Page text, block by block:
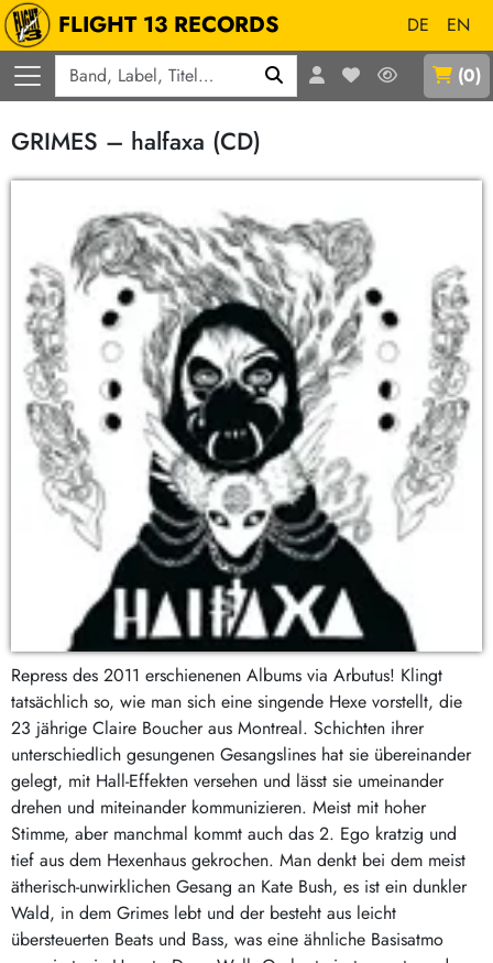
FLIGHT 13 RECORDS DE
EN
(0)
GRIMES – halfaxa (CD)
Repress des 2011 erschienenen Albums via Arbutus! Klingt
tatsächlich so, wie man sich eine singende Hexe vorstellt, die
23 jährige Claire Boucher aus Montreal. Schichten ihrer
unterschiedlich gesungenen Gesangslines hat sie übereinander
gelegt, mit Hall-Effekten versehen und lässt sie umeinander
drehen und miteinander kommunizieren. Meist mit hoher
Stimme, aber manchmal kommt auch das 2. Ego kratzig und
tief aus dem Hexenhaus gekrochen. Man denkt bei dem meist
ätherisch-unwirklichen Gesang an Kate Bush, es ist ein dunkler
Wald, in dem Grimes lebt und der besteht aus leicht
übersteuerten Beats und Bass, was eine ähnliche Basisatmo